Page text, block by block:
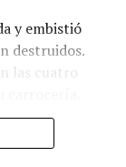
y embistió
destruidos.
las cuatro
Defensa